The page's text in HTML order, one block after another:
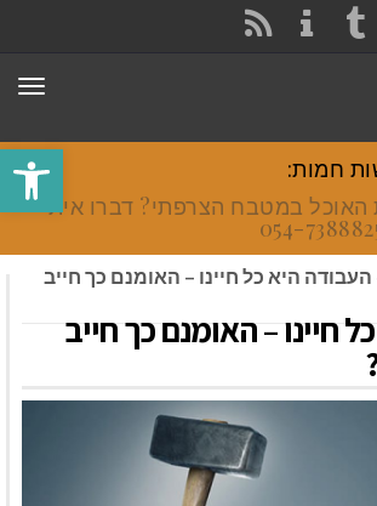
פתח
TUMBLR
חמות:
האוכל במטבח הצרפתי? דברו איתי
העבודה היא כל חיינו – האומנם כך חייב
חיינו – האומנם כך חייב